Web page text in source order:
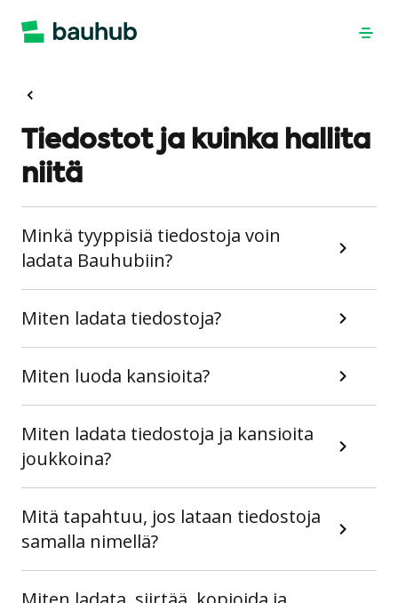
Tiedostot ja kuinka hallita
niitä
Minkä tyyppisiä tiedostoja voin
ladata Bauhubiin?
Miten ladata tiedostoja?
Miten luoda kansioita?
Miten ladata tiedostoja ja kansioita
joukkoina?
Mitä tapahtuu, jos lataan tiedostoja
samalla nimellä?